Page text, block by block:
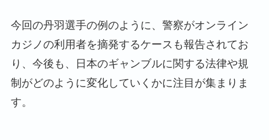
今回の丹羽選手の例のように、警察がオンライン
カジノの利用者を摘発するケースも報告されてお
り、今後も、日本のギャンブルに関する法律や規
制がどのように変化していくかに注目が集まりま
す。